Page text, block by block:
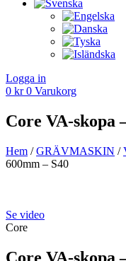
Logga in
0 kr 0 Varukorg
Core VA-skopa
Hem /GRÄV­MASKIN /
600mm – S40
Se video
Core
Core VA-skopa